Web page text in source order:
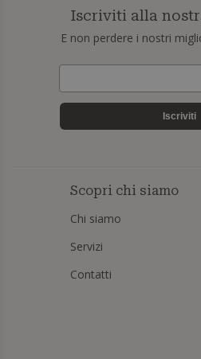
Iscriviti alla
E non perdere i nostri
Iscriviti
Scopri chi siamo
Chi siamo
Servizi
Contatti